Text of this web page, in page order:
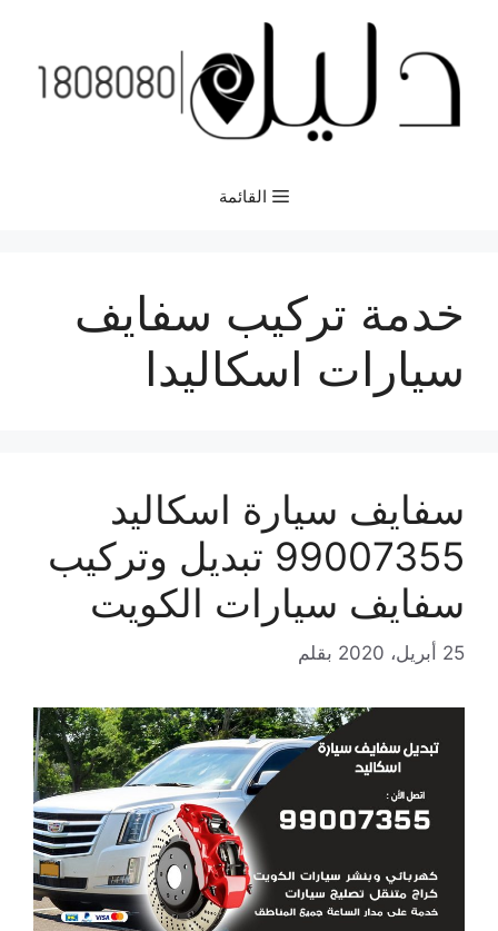
المحتوى
القائمة
خدمة تركيب سفايف
سيارات اسكاليدا
سفايف سيارة اسكاليد
99007355 تبديل وتركيب
سفايف سيارات الكويت
25 أبريل، 2020 بقلم